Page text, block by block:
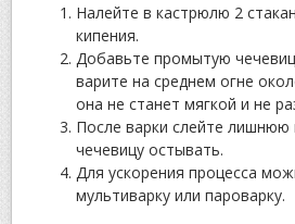
Налейте в кастрюлю 2
кипения.
Добавьте промытую
варите на среднем огне
она не станет мягкой и не
После варки слейте лишнюю
чечевицу остывать.
Для ускорения процесса
мультиварку или пароварку.